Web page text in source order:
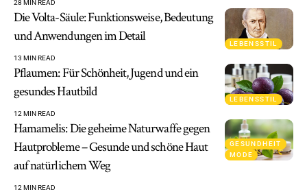
28 MIN READ
LEBENSSTIL
Die Volta-Säule: Funktionsweise, Bedeutung
und Anwendungen im Detail
13 MIN READ
LEBENSSTIL
Pflaumen: Für Schönheit, Jugend und ein
gesundes Hautbild
12 MIN READ
GESUNDHEIT
MODE
Hamamelis: Die geheime Naturwaffe gegen
Hautprobleme – Gesunde und schöne Haut
auf natürlichem Weg
12 MIN READ